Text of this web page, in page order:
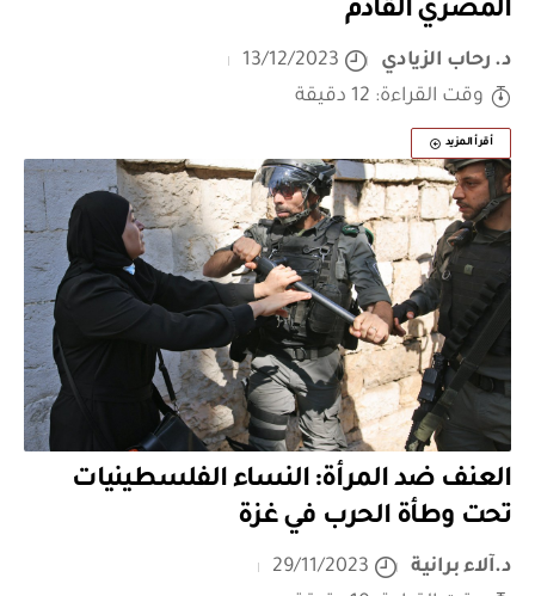
المصري القادم
د. رحاب الزيادي
13/12/2023
وقت القراءة: 12 دقيقة
أقرأ المزيد
العنف ضد المرأة: النساء الفلسطينيات
تحت وطأة الحرب في غزة
د.آلاء برانية
29/11/2023